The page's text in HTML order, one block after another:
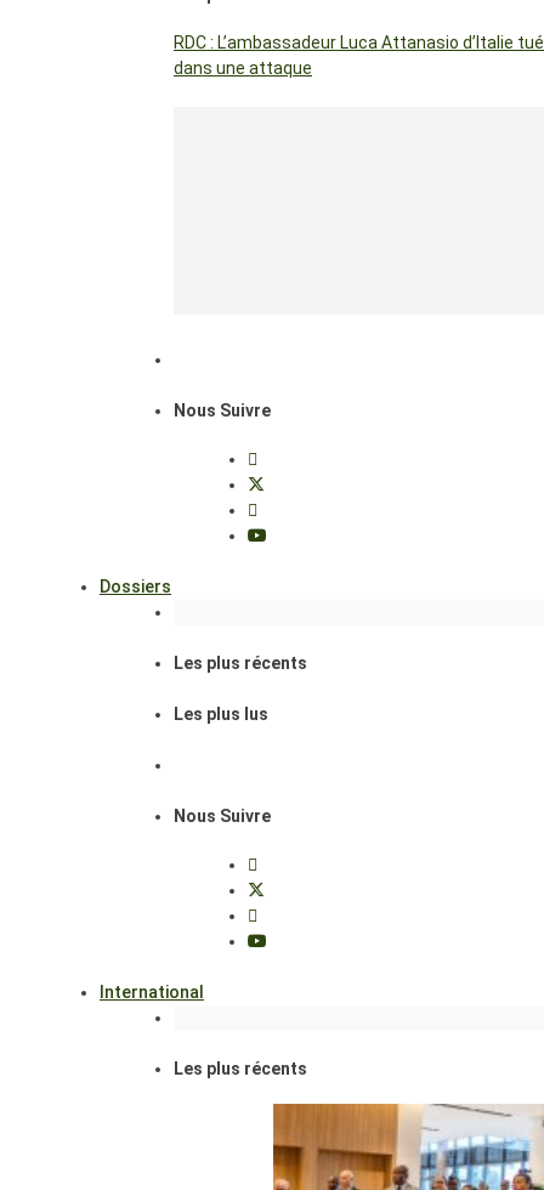
RDC : L’ambassadeur Luca Attanasio d’Italie tué
dans une attaque
Nous Suivre
Dossiers
Les plus récents
Les plus lus
Nous Suivre
International
Les plus récents